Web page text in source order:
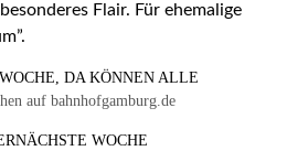
Flair. Für ehemalige
DA KÖNNEN ALLE
auf bahnhofgamburg.de
WOCHE